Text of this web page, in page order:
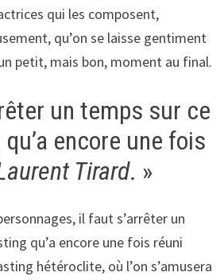
qui les composent,
qu’on se laisse gentiment
petit, mais bon, moment au final.
un temps sur ce
encore une fois
Tirard. »
il faut s’arrêter un
qu’a encore une fois réuni
hétéroclite, où l’on s’amusera